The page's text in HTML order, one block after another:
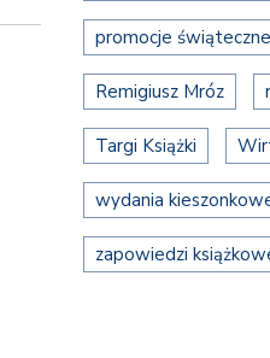
promocje świąteczne
Remigiusz Mróz
Targi Książki
wydania
zapowiedzi